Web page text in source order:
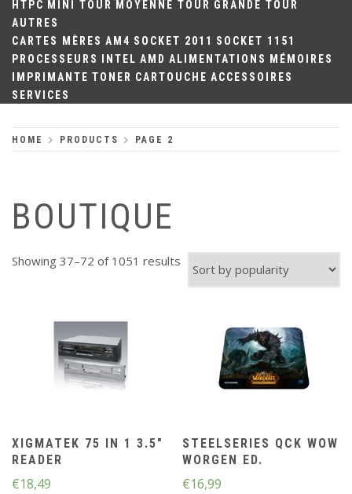
HTPC MINI TOUR MOYENNE TOUR GRANDE TOUR
AUTRES
CARTES MÈRES AM4 SOCKET 2011
SOCKET 1151
PROCESSEURS
INTEL AMD ALIMENTATIONS
MÉMOIRES
IMPRIMANTE TONER CARTOUCHE ACCESSOIRES
SERVICES
HOME PRODUCTS PAGE 2
BOUTIQUE
Showing 37–72 of 1051 results
XIGMATEK 75 IN 1 3.5″
READER
€18,49
STEELSERIES QCK WOW
WORGEN ED.
€16,99